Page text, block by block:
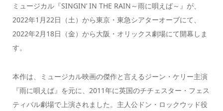
ミュージカル『SINGIN’ IN THE RAIN～雨に唄えば～』が、
2022年1月22日（土）から東京・東急シアターオーブにて、
2022年2月18日（金）から大阪・オリックス劇場にて開幕しま
す。
本作は、ミュージカル映画の傑作と言えるジーン・ケリー主演
『雨に唄えば』を元に、2011年に英国のチチェスター・フェス
ティバル劇場で上演されました。主人公ドン・ロックウッド役